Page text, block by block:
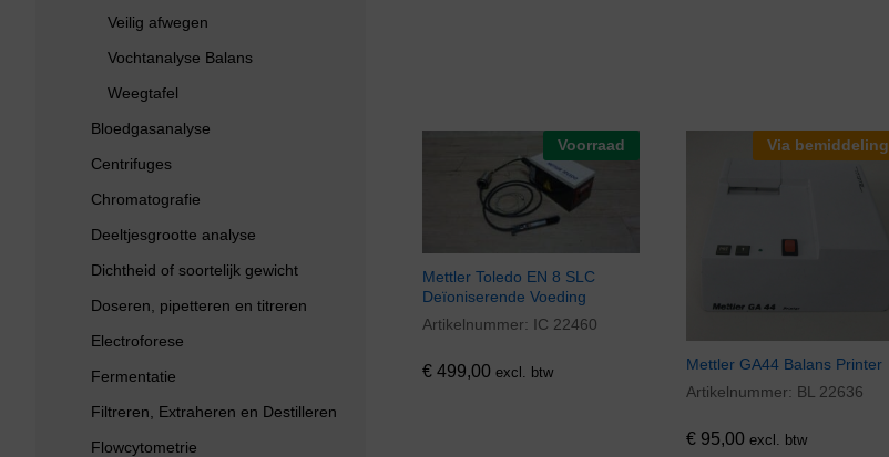
Voorraad
Mettler Toledo EN 8 SLC
Deïoniserende Voeding
Artikelnummer: IC 22460
€499,00 excl. btw
€499,00
Via bemiddeling
Mettler GA44 Balans Printer
Artikelnummer: BL 22636
€95,00 excl. btw
€95,00
Veilig afwegen
Vochtanalyse Balans
Weegtafel
Bloedgasanalyse
Centrifuges
Chromatografie
Deeltjesgrootte analyse
Dichtheid of soortelijk gewicht
Doseren, pipetteren en titreren
Electroforese
Fermentatie
Filtreren, Extraheren en Destilleren
Flowcytometrie